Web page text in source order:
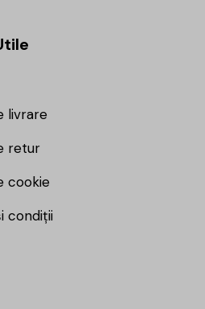
livrare
retur
cookie
condiții